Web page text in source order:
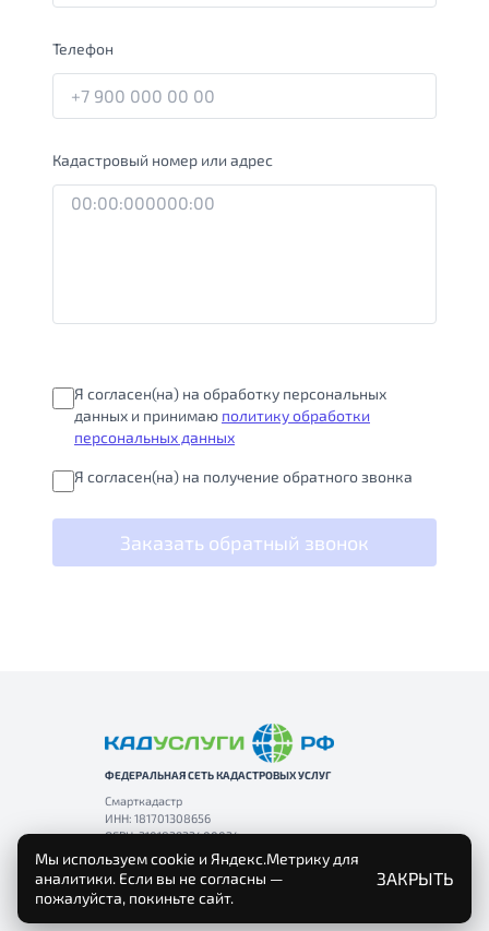
Телефон
Кадастровый номер или адрес
Я согласен(на) на обработку персональных
данных и принимаю политику обработки
персональных данных
Я согласен(на) на получение обратного звонка
Заказать обратный звонок
ФЕДЕРАЛЬНАЯ СЕТЬ КАДАСТРОВЫХ УСЛУГ
Смарткадастр
ИНН: 181701308656
ОГРН: 310183933400034
Мы используем cookie и Яндекс.Метрику для
аналитики. Если вы не согласны —
пожалуйста, покиньте сайт.
ЗАКРЫТЬ